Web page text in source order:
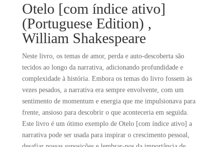
Otelo [com índice ativo]
(Portuguese Edition) ,
William Shakespeare
Neste livro, os temas de amor, perda e auto-descoberta são
tecidos ao longo da narrativa, adicionando profundidade e
complexidade à história. Embora os temas do livro fossem às
vezes pesados, a narrativa era sempre envolvente, com um
sentimento de momentum e energia que me impulsionava para
frente, ansioso para descobrir o que aconteceria em seguida.
Este livro é um ótimo exemplo de Otelo [com índice ativo] a
narrativa pode ser usada para inspirar o crescimento pessoal,